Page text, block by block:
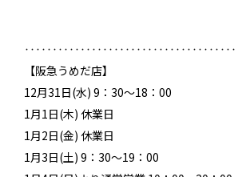
‥‥‥‥‥‥‥‥‥‥‥‥‥‥‥‥‥‥‥
【阪急うめだ店】
12月31日(水) 9：30～18：00
1月1日(木) 休業日
1月2日(金) 休業日
1月3日(土) 9：30～19：00